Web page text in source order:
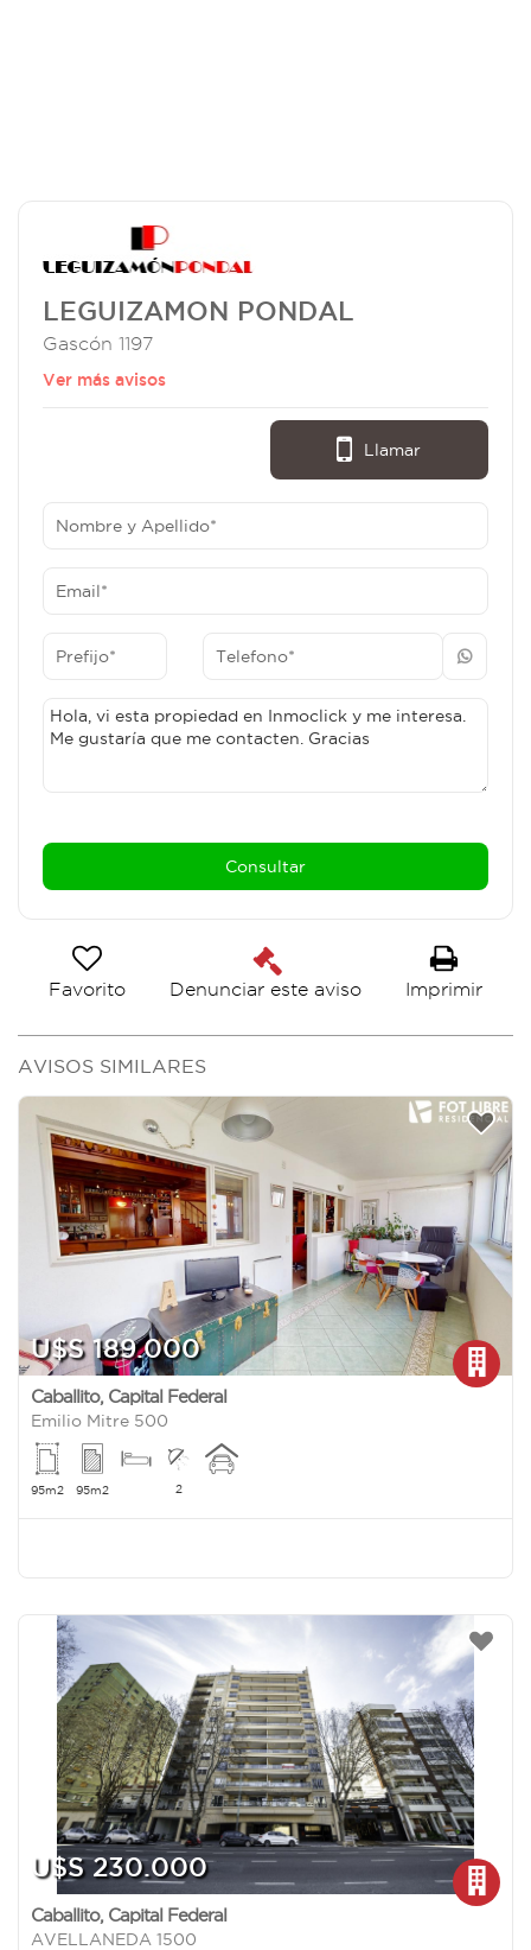
LEGUIZAMON PONDAL
Gascón 1197
Ver más avisos
Llamar
Favorito Denunciar este aviso Imprimir
AVISOS SIMILARES
U$S 189.000
Caballito, Capital Federal
Emilio Mitre 500
95m2 95m2 2
U$S 230.000
Caballito, Capital Federal
AVELLANEDA 1500